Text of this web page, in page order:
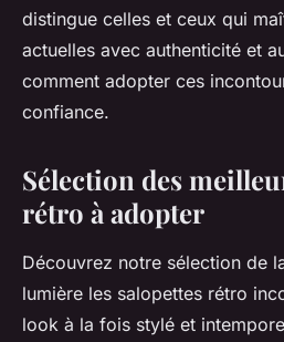
distingue celles et ceux qui
actuelles avec authenticité et
comment adopter ces
confiance.
Sélection des
rétro à adopter
Découvrez notre sélection de
lumière les salopettes rétro
look à la fois stylé et